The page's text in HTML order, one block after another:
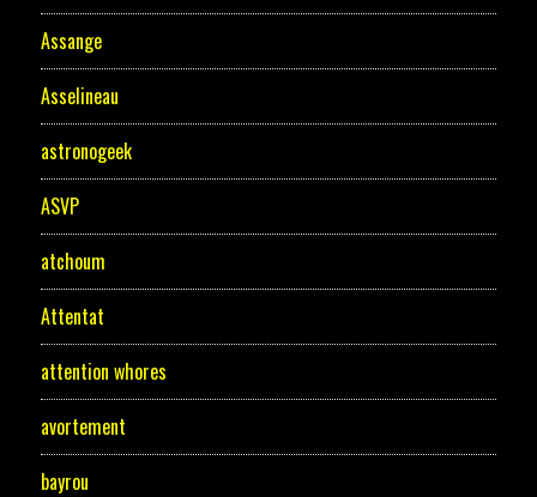
Assange
Asselineau
astronogeek
ASVP
atchoum
Attentat
attention whores
avortement
bayrou